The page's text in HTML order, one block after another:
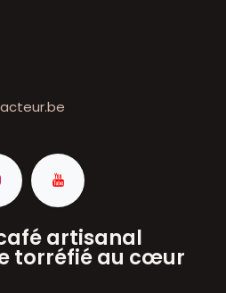
artisanal
torréfié au cœur